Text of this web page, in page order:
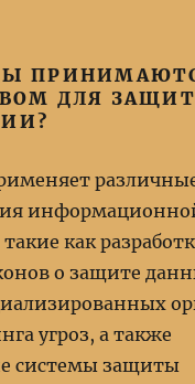
ДЛЯ
как
о защите
угроз, а также
системы защиты